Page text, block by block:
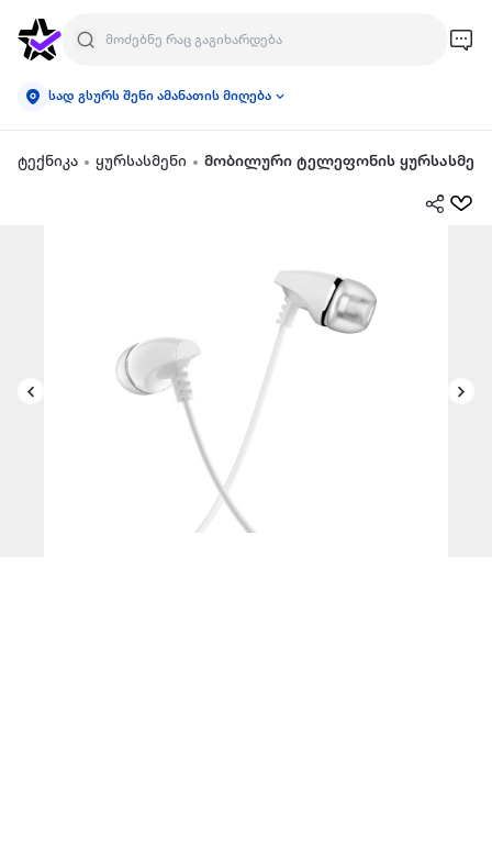
სად გსურს შენი ამანათის მიღება
ტექნიკა ყურსასმენი მობილური ტელეფონის ყურსასმენი